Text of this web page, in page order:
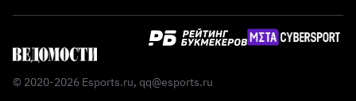
© 2020-2026 Esports.ru, qq@esports.ru